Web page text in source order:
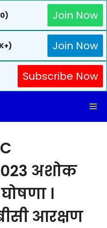
Join Now
Join Now
Subscribe Now
अशोक
।
आरक्षण